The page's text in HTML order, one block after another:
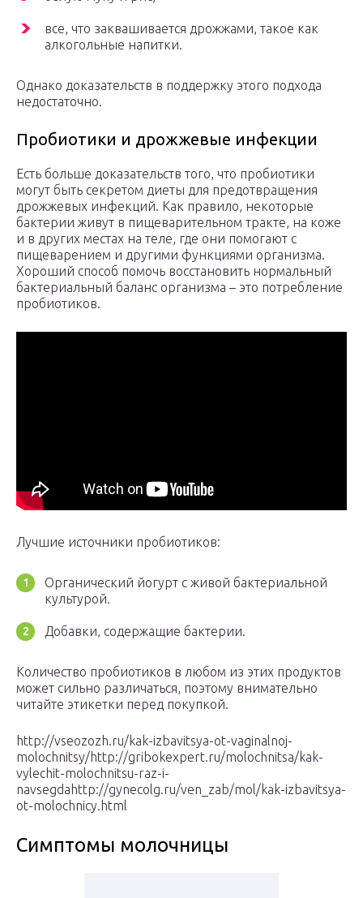
все, что заквашивается дрожжами, такое как
алкогольные напитки.
Однако доказательств в поддержку этого подхода
недостаточно.
Пробиотики и дрожжевые инфекции
Есть больше доказательств того, что пробиотики
могут быть секретом диеты для предотвращения
дрожжевых инфекций. Как правило, некоторые
бактерии живут в пищеварительном тракте, на коже
и в других местах на теле, где они помогают с
пищеварением и другими функциями организма.
Хороший способ помочь восстановить нормальный
бактериальный баланс организма – это потребление
пробиотиков.
Лучшие источники пробиотиков:
Органический йогурт с живой бактериальной
культурой.
Добавки, содержащие бактерии.
Количество пробиотиков в любом из этих продуктов
может сильно различаться, поэтому внимательно
читайте этикетки перед покупкой.
http://vseozozh.ru/kak-izbavitsya-ot-vaginalnoj-
molochnitsy/http://gribokexpert.ru/molochnitsa/kak-
vylechit-molochnitsu-raz-i-
navsegdahttp://gynecolg.ru/ven_zab/mol/kak-izbavitsya-
ot-molochnicy.html
Симптомы молочницы